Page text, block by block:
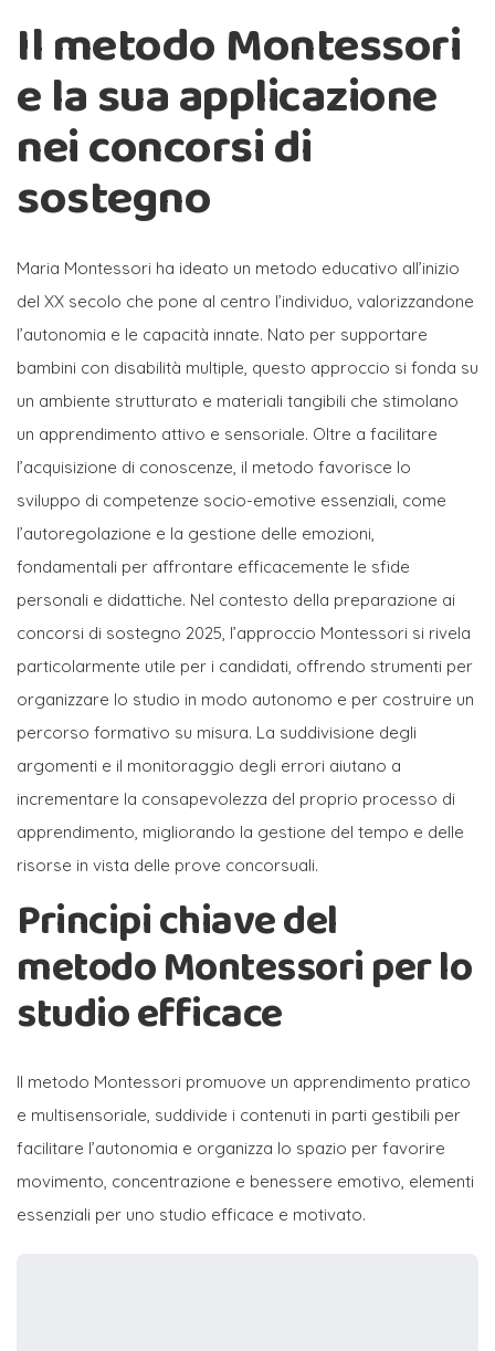
Il metodo Montessori
e la sua applicazione
nei concorsi di
sostegno
Maria Montessori ha ideato un metodo educativo all’inizio
del XX secolo che pone al centro l’individuo, valorizzandone
l’autonomia e le capacità innate. Nato per supportare
bambini con disabilità multiple, questo approccio si fonda su
un ambiente strutturato e materiali tangibili che stimolano
un apprendimento attivo e sensoriale. Oltre a facilitare
l’acquisizione di conoscenze, il metodo favorisce lo
sviluppo di competenze socio-emotive essenziali, come
l’autoregolazione e la gestione delle emozioni,
fondamentali per affrontare efficacemente le sfide
personali e didattiche. Nel contesto della preparazione ai
concorsi di sostegno 2025, l’approccio Montessori si rivela
particolarmente utile per i candidati, offrendo strumenti per
organizzare lo studio in modo autonomo e per costruire un
percorso formativo su misura. La suddivisione degli
argomenti e il monitoraggio degli errori aiutano a
incrementare la consapevolezza del proprio processo di
apprendimento, migliorando la gestione del tempo e delle
risorse in vista delle prove concorsuali.
Principi chiave del
metodo Montessori per lo
studio efficace
Il metodo Montessori promuove un apprendimento pratico
e multisensoriale, suddivide i contenuti in parti gestibili per
facilitare l’autonomia e organizza lo spazio per favorire
movimento, concentrazione e benessere emotivo, elementi
essenziali per uno studio efficace e motivato.